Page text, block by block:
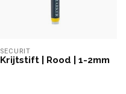
SECURIT
Krijtstift | Rood | 1-2mm